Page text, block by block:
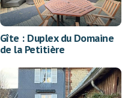
Gîte : Duplex du Domaine
de la Petitière